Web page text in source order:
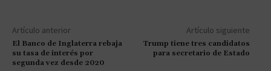
Artículo anterior
El Banco de Inglaterra rebaja
su tasa de interés por
segunda vez desde 2020
Artículo siguiente
Trump tiene tres candidatos
para secretario de Estado